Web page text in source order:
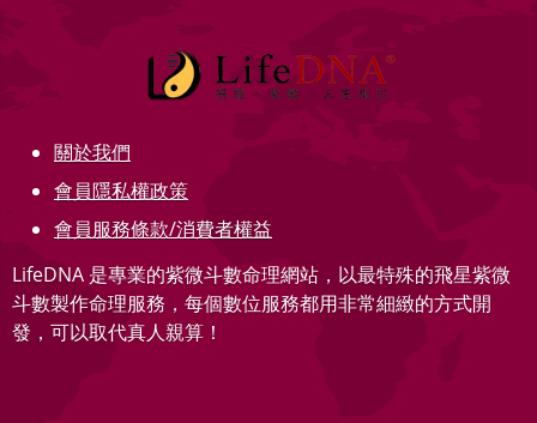
關於我們
會員隱私權政策
會員服務條款/消費者權益
LifeDNA 是專業的紫微斗數命理網站，以最特殊的飛星紫微
斗數製作命理服務，每個數位服務都用非常細緻的方式開
發，可以取代真人親算！